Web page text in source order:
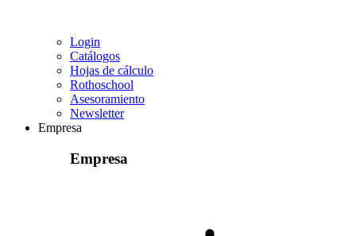
Login
Catálogos
Hojas de cálculo
Rothoschool
Asesoramiento
Newsletter
Empresa
Empresa